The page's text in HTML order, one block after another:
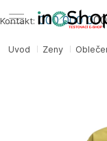
Úvod Ženy
Kontakt: 000 000 0